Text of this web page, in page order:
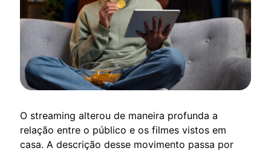
O streaming alterou de maneira profunda a
relação entre o público e os filmes vistos em
casa. A descrição desse movimento passa por